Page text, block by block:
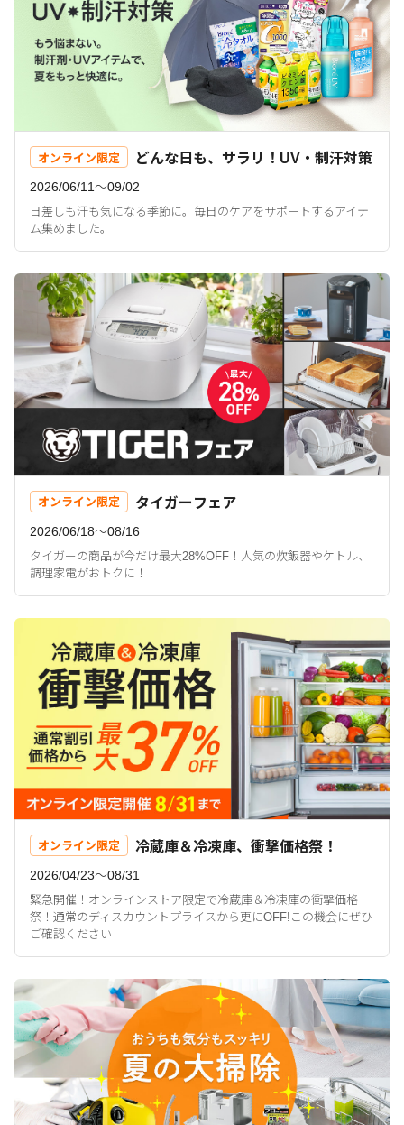
オンライン限定 どんな日も、サラリ！UV・制汗対策
2026/06/11〜09/02
日差しも汗も気になる季節に。毎日のケアをサポートするアイテ
ム集めました。
オンライン限定 タイガーフェア
2026/06/18〜08/16
タイガーの商品が今だけ最大28%OFF！人気の炊飯器やケトル、
調理家電がおトクに！
オンライン限定 冷蔵庫＆冷凍庫、衝撃価格祭！
2026/04/23〜08/31
緊急開催！オンラインストア限定で冷蔵庫＆冷凍庫の衝撃価格
祭！通常のディスカウントプライスから更にOFF!この機会にぜひ
ご確認ください